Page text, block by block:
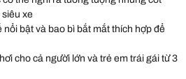
xe
nổi bật và bao bì bắt mắt thích hợp để
cho cả người lớn và trẻ em trái gái từ 3